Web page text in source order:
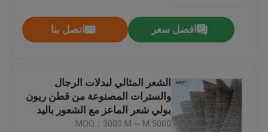
افضل سعر اتصل بنا
الشعر المثالي لبدلات الرجال
والسترات المصنوعة من قطن ريون
بولي شعر الماعز مع الشعور باليد
المرنة الناعمة
MOQ：3000 M ~ M 5000